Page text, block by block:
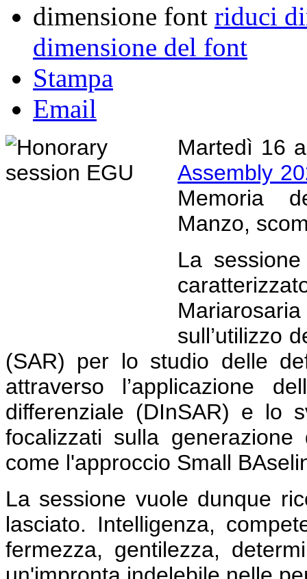
dimensione font riduci
dimensione del font
Stampa
Email
Martedì 16
Assembly
Memoria
Manzo,
La
sull’utilizzo
(SAR) per lo studio delle
attraverso l’applicazione
differenziale (DInSAR) e lo
focalizzati sulla
come l'approccio Small
La sessione vuole dunque
lasciato. Intelligenza,
fermezza, gentilezza,